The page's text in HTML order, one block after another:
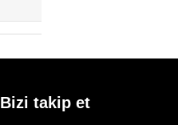
Bizi takip et